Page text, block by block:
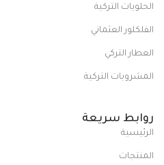
الحلويات التركية
الفلكلور العثماني
العطار التركي
المشروبات التركية
روابط سريعة
الرئيسية
المنتجات